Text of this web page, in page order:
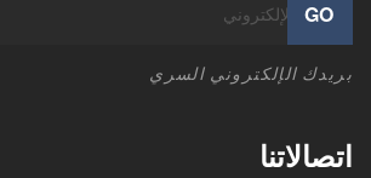
GO
بريدك الإلكتروني السري
اتصالاتنا